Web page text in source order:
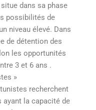
dans sa phase
possibilités de
niveau élevé. Dans
de détention des
les opportunités
3 et 6 ans .
»
recherchent
la capacité de